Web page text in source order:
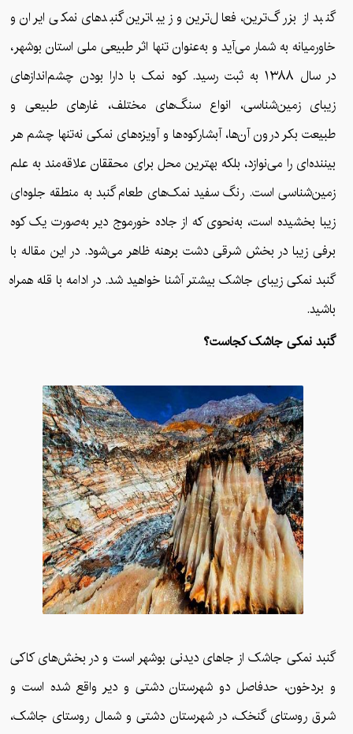
گنبد از بزرگ‌ترین، فعال‌ترین و زیباترین گنبدهای نمکی ایران و
خاورمیانه به شمار می‌آید و به‌عنوان تنها اثر طبیعی ملی استان بوشهر،
در سال ۱۳۸۸ به ثبت رسید. کوه نمک با دارا بودن چشم‌اندازهای
زیبای زمین‌شناسی، انواع سنگ‌های مختلف، غارهای طبیعی و
طبیعت بکر درون آن‌ها، آبشارکوه‌ها و آویزه‌های نمکی نه‌تنها چشم هر
بیننده‌ای را می‌نوازد، بلکه بهترین محل برای محققان علاقه‌مند به علم
زمین‌شناسی است. رنگ سفید نمک‌های طعام گنبد به منطقه جلوه‌ای
زیبا بخشیده است، به‌نحوی که از جاده خورموج دیر به‌صورت یک کوه
برفی زیبا در بخش شرقی دشت برهنه ظاهر می‌شود. در این مقاله با
گنبد نمکی زیبای جاشک بیشتر آشنا خواهید شد. در ادامه با قله همراه
باشید.
گنبد نمکی جاشک کجاست؟
گنبد نمکی جاشک از جاهای دیدنی بوشهر است و در بخش‌های کاکی
و بردخون، حدفاصل دو شهرستان دشتی و دیر واقع شده است و
شرق روستای گنخک، در شهرستان دشتی و شمال روستای جاشک،